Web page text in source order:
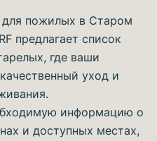
пожилых в Старом
предлагает список
где ваши
уход и
информацию о
и доступных местах,